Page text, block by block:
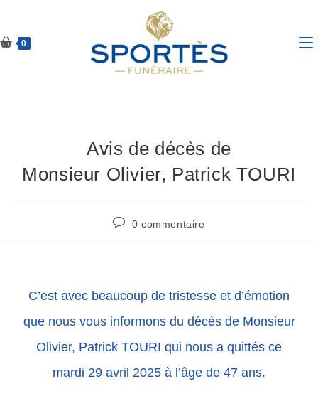
0
Avis de décès de
Monsieur Olivier, Patrick TOURI
0 commentaire
C’est avec beaucoup de tristesse et d’émotion
que nous vous informons du décès de Monsieur
Olivier, Patrick TOURI qui nous a quittés ce
mardi 29 avril 2025 à l’âge de 47 ans.